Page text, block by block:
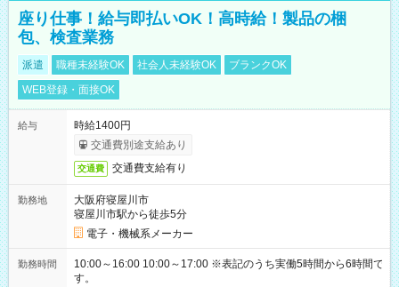
座り仕事！給与即払いOK！高時給！製品の梱
包、検査業務
派遣 職種未経験OK 社会人未経験OK
ブランクOK
WEB登録・面接OK
給与
時給1400円
交通費別途支給あり
交通費 交通費支給有り
勤務地
大阪府寝屋川市
寝屋川市駅から徒歩5分
電子・機械系メーカー
勤務時間
10:00～16:00 10:00～17:00 ※表記のうち実働5時間から6時間で
す。